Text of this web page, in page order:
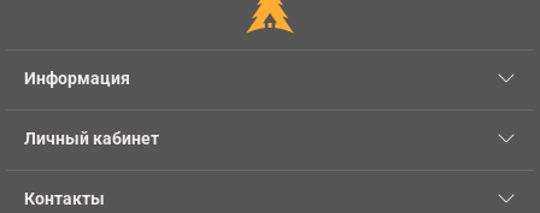
Информация
Личный кабинет
Контакты